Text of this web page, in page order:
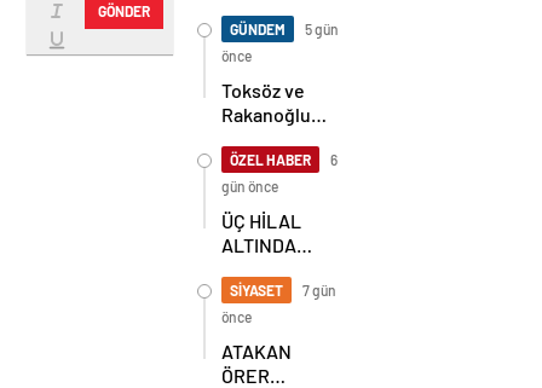
GÖNDER
Sahnede!
Korkmaz Yol
Vermiyor
GÜNDEM
5 gün
önce
Toksöz ve
Rakanoğlu
Acı Günü
ÖZEL HABER
6
gün önce
ÜÇ HİLAL
ALTINDA
BULUŞMA!
SEKİZ İL
BAŞKANI
BİR ARADA
SİYASET
7 gün
önce
ATAKAN
ÖRER